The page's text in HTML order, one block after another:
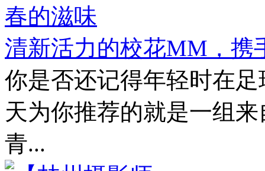
清新活力的校花MM，携
你是否还记得年轻时在
天为你推荐的就是一组
青...